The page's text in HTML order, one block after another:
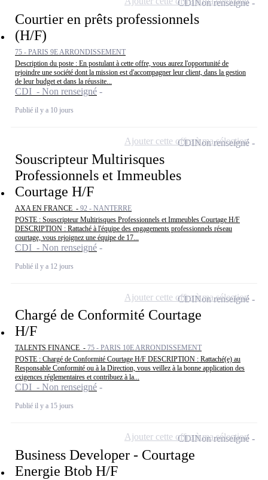
Courtier en prêts professionnels
(H/F)
75 - PARIS 9E ARRONDISSEMENT
Description du poste : En postulant à cette offre, vous aurez l'opportunité de
rejoindre une société dont la mission est d'accompagner leur client, dans la gestion
de leur budget et dans la réussite...
CDI - Non renseigné
Publié il y a 10 jours
CDINon renseigné
Souscripteur Multirisques
Professionnels et Immeubles
Courtage H/F
AXA EN FRANCE - 92 - NANTERRE
POSTE : Souscripteur Multirisques Professionnels et Immeubles Courtage H/F
DESCRIPTION : Rattaché à l'équipe des engagements professionnels réseau
courtage, vous rejoignez une équipe de 17...
CDI - Non renseigné
Publié il y a 12 jours
CDINon renseigné
Ajouter cette offre à ma sélection
Chargé de Conformité Courtage
H/F
TALENTS FINANCE - 75 - PARIS 10E ARRONDISSEMENT
POSTE : Chargé de Conformité Courtage H/F DESCRIPTION : Rattaché(e) au
Responsable Conformité ou à la Direction, vous veillez à la bonne application des
exigences réglementaires et contribuez à la...
CDI - Non renseigné
Publié il y a 15 jours
CDINon renseigné
Ajouter cette offre à ma sélection
Business Developer - Courtage
Energie Btob H/F
CDINon renseigné
Ajouter cette offre à ma sélection